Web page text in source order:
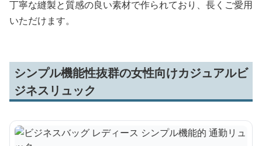
丁寧な縫製と質感の良い素材で作られており、長くご愛用
いただけます。
シンプル機能性抜群の女性向けカジュアルビ
ジネスリュック